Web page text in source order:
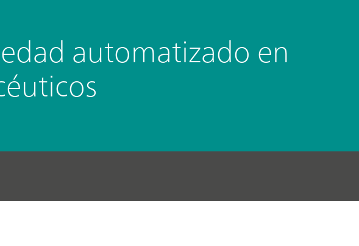
automatizado en